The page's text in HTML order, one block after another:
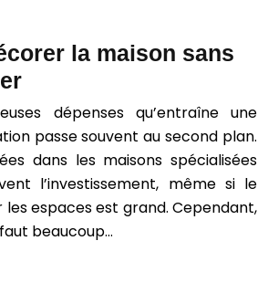
la maison sans
dépenses qu’entraîne une
passe souvent au second plan.
dans les maisons spécialisées
l’investissement, même si le
les espaces est grand. Cependant,
beaucoup…